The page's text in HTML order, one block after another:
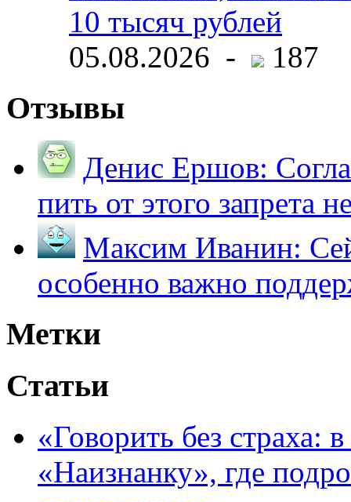
10 тысяч рублей
05.08.2026 -
187
Отзывы
Денис Ершов:
пить от этого запрета
Максим Иванин:
особенно важно
Метки
Статьи
«Говорить без страха:
«Наизнанку», где